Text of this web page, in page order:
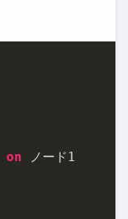
on ノード 1